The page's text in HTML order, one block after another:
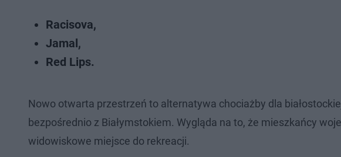
Racisova,
Jamal,
Red Lips.
Nowo otwarta przestrzeń to alternatywa chociażby dla
bezpośrednio z Białymstokiem. Wygląda na to, że mieszkańcy
widowiskowe miejsce do rekreacji.